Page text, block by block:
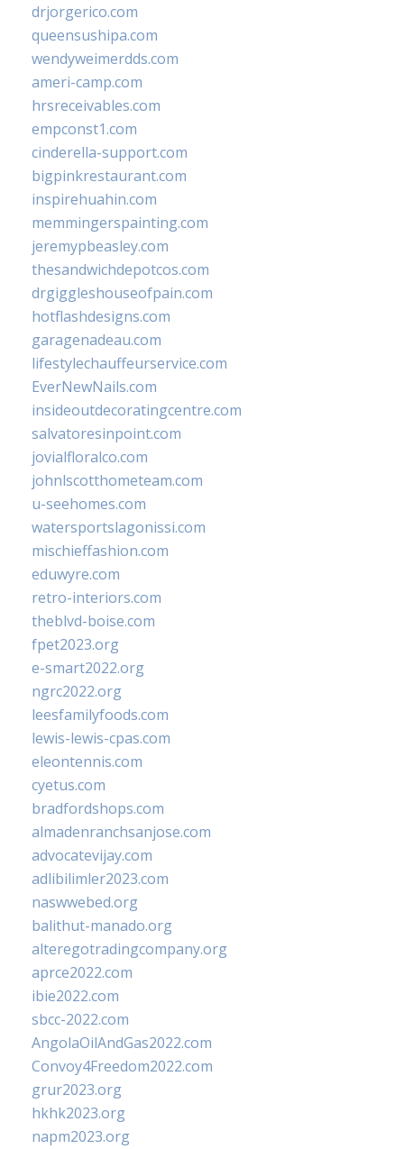
drjorgerico.com
queensushipa.com
wendyweimerdds.com
ameri-camp.com
hrsreceivables.com
empconst1.com
cinderella-support.com
bigpinkrestaurant.com
inspirehuahin.com
memmingerspainting.com
jeremypbeasley.com
thesandwichdepotcos.com
drgiggleshouseofpain.com
hotflashdesigns.com
garagenadeau.com
lifestylechauffeurservice.com
EverNewNails.com
insideoutdecoratingcentre.com
salvatoresinpoint.com
jovialfloralco.com
johnlscotthometeam.com
u-seehomes.com
watersportslagonissi.com
mischieffashion.com
eduwyre.com
retro-interiors.com
theblvd-boise.com
fpet2023.org
e-smart2022.org
ngrc2022.org
leesfamilyfoods.com
lewis-lewis-cpas.com
eleontennis.com
cyetus.com
bradfordshops.com
almadenranchsanjose.com
advocatevijay.com
adlibilimler2023.com
naswwebed.org
balithut-manado.org
alteregotradingcompany.org
aprce2022.com
ibie2022.com
sbcc-2022.com
AngolaOilAndGas2022.com
Convoy4Freedom2022.com
grur2023.org
hkhk2023.org
napm2023.org